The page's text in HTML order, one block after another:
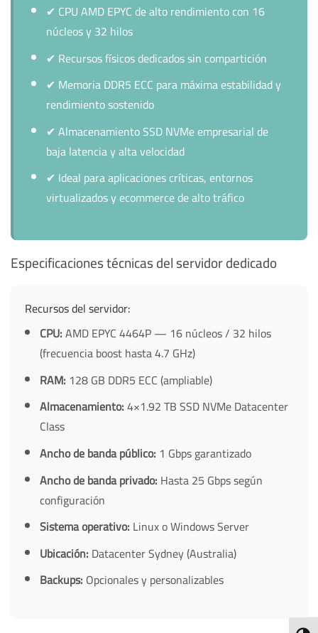
✔ CPU AMD EPYC de alto rendimiento con 16
núcleos y 32 hilos
✔ Recursos físicos dedicados sin compartición
✔ Memoria DDR5 ECC para máxima estabilidad y
rendimiento sostenido
✔Almacenamiento SSD NVMe empresarial de
baja latencia y alta velocidad
✔ Ideal para aplicaciones críticas, entornos
virtualizados y ecommerce de alto tráfico
Especificaciones técnicas del servidor dedicado
Recursos del servidor:
CPU:AMD EPYC 4464P — 16 núcleos / 32 hilos
(frecuencia boost hasta 4.7 GHz)
RAM: 128 GB DDR5 ECC (ampliable)
Almacenamiento:4×1.92 TB SSD NVMe Datacenter
Class
Ancho de banda público: 1 Gbps garantizado
Ancho de banda privado: Hasta 25 Gbps según
configuración
Sistema operativo: Linux o Windows Server
Ubicación: Datacenter Sydney (Australia)
Backups: Opcionales y personalizables